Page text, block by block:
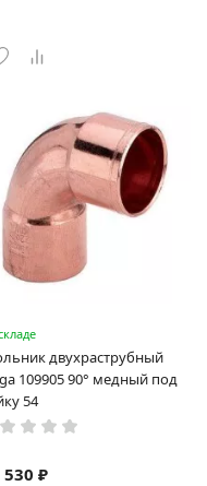
двухраструбный
109905 90° медный под
54
530 ₽